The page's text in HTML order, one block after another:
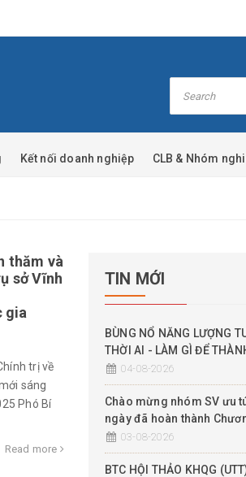
Kết nối doanh nghiệp CLB & Nhóm
thăm và
sở Vĩnh
gia
trị về
sáng
Phó Bí
Read more
TIN MỚI
BÙNG NỔ NĂNG LƯỢNG
THỜI AI - LÀM GÌ ĐỂ
04-08-2026
Chào mừng nhóm SV ưu
ngày đã hoàn thành
03-08-2026
BTC HỘI THẢO KHQG